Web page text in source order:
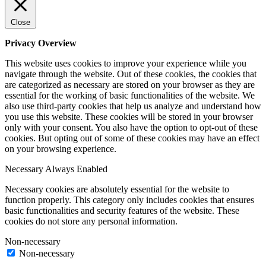
Close
Privacy Overview
This website uses cookies to improve your experience while you
navigate through the website. Out of these cookies, the cookies that
are categorized as necessary are stored on your browser as they are
essential for the working of basic functionalities of the website. We
also use third-party cookies that help us analyze and understand how
you use this website. These cookies will be stored in your browser
only with your consent. You also have the option to opt-out of these
cookies. But opting out of some of these cookies may have an effect
on your browsing experience.
Necessary Always Enabled
Necessary cookies are absolutely essential for the website to
function properly. This category only includes cookies that ensures
basic functionalities and security features of the website. These
cookies do not store any personal information.
Non-necessary
Non-necessary